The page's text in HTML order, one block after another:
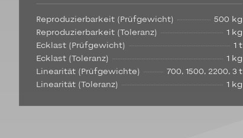
Reproduzierbarkeit (Prüfgewicht)
500 kg
Reproduzierbarkeit (Toleranz)
1 kg
Ecklast (Prüfgewicht)
1 t
Ecklast (Toleranz)
1 kg
Linearität (Prüfgewichte)
700, 1500, 2200, 3 t
Linearität (Toleranz)
1 kg